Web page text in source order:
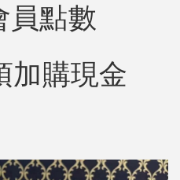
員點數
加購現金